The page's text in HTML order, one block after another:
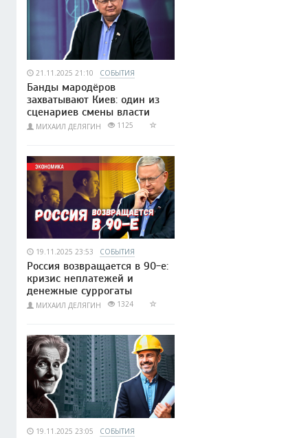
21.11.2025 21:10 СОБЫТИЯ
Банды мародёров
захватывают Киев: один из
сценариев смены власти
МИХАИЛ ДЕЛЯГИН 1125
19.11.2025 23:53 СОБЫТИЯ
Россия возвращается в 90-е:
кризис неплатежей и
денежные суррогаты
МИХАИЛ ДЕЛЯГИН 1324
19.11.2025 23:05 СОБЫТИЯ